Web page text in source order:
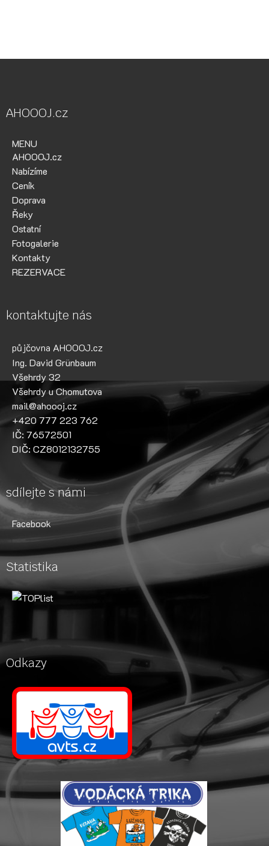
AHOOOJ.cz
MENU
AHOOOJ.cz
Nabízíme
Ceník
Doprava
Řeky
Ostatní
Fotogalerie
Kontakty
REZERVACE
kontaktujte nás
půjčovna AHOOOJ.cz
Ing. David Grünbaum
Všehrdy 32
Všehrdy u Chomutova
mail@ahoooj.cz
+420 777 223 762
IČ: 76572501
DIČ: CZ8012132755
sdílejte s námi
Facebook
Statistika
Odkazy